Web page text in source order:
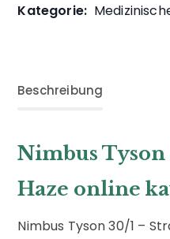
Kategorie:
Beschreibung
Nimbus
Haze online
Nimbus Tyson 30/1 –